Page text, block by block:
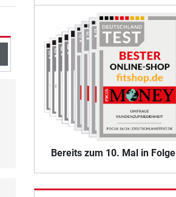
Bereits zum 10. Mal in Folge